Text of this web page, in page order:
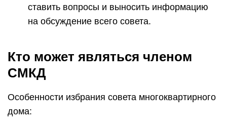
ставить вопросы и выносить информацию
на обсуждение всего совета.
Кто может являться членом
СМКД
Особенности избрания совета многоквартирного
дома: